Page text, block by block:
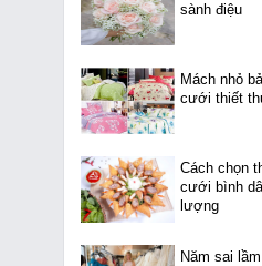
sành điệu
Mách nhỏ
cưới thiết
Cách chọn
cưới bình
lượng
Năm sai